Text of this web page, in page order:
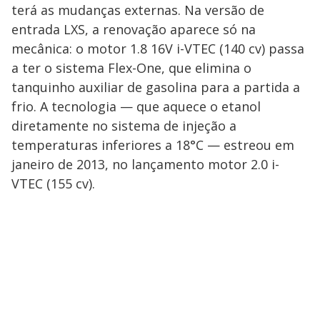
terá as mudanças externas. Na versão de
entrada LXS, a renovação aparece só na
mecânica: o motor 1.8 16V i-VTEC (140 cv) passa
a ter o sistema Flex-One, que elimina o
tanquinho auxiliar de gasolina para a partida a
frio. A tecnologia — que aquece o etanol
diretamente no sistema de injeção a
temperaturas inferiores a 18°C — estreou em
janeiro de 2013, no lançamento motor 2.0 i-
VTEC (155 cv).